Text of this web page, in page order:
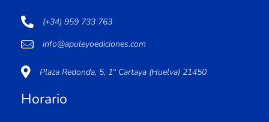
(+34) 959 733 763
info@apuleyoediciones.com
Plaza Redonda, 5, 1º Cartaya (Huelva) 21450
Horario